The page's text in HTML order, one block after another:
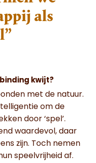
als
kwijt?
met de natuur.
om de
door ‘spel’.
waardevol, daar
zijn. Toch nemen
speelvrijheid af.